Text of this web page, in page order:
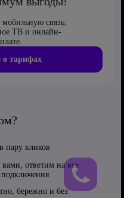
мобильную связь,
ТВ и онлайн-
о тарифах
пару кликов
ответим на все
бережно и без